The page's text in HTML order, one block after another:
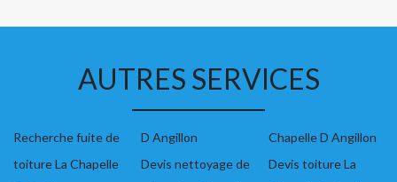
AUTRES SERVICES
Recherche fuite de
toiture La Chapelle
D Angillon
Devis nettoyage de
Chapelle D Angillon
Devis toiture La